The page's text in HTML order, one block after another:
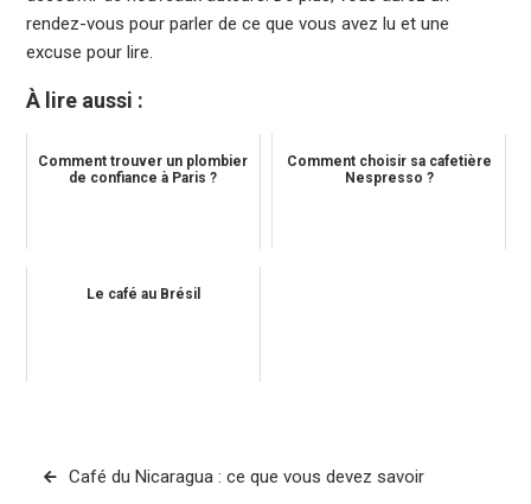
rendez-vous pour parler de ce que vous avez lu et une
excuse pour lire.
À lire aussi :
Comment trouver un plombier
de confiance à Paris ?
Comment choisir sa cafetière
Nespresso ?
Le café au Brésil
Navigation
Café du Nicaragua : ce que vous devez savoir